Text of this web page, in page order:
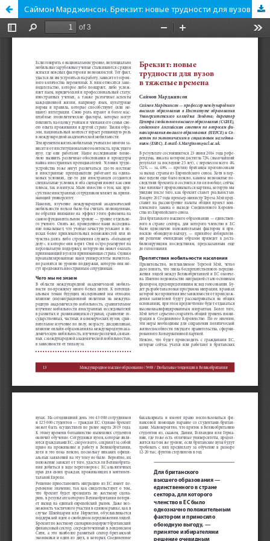
Саймон Марджинсон. Брекзит: новые трудности для вузов в тяжелые времена